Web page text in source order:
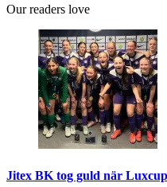
Our readers love
Jitex BK tog guld när